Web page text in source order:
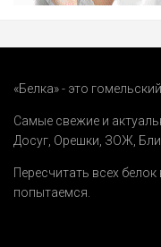
«Белка» - это
Самые свежие и
Досуг Орешки ЗОЖ
Пересчитать всех
попытаемся.